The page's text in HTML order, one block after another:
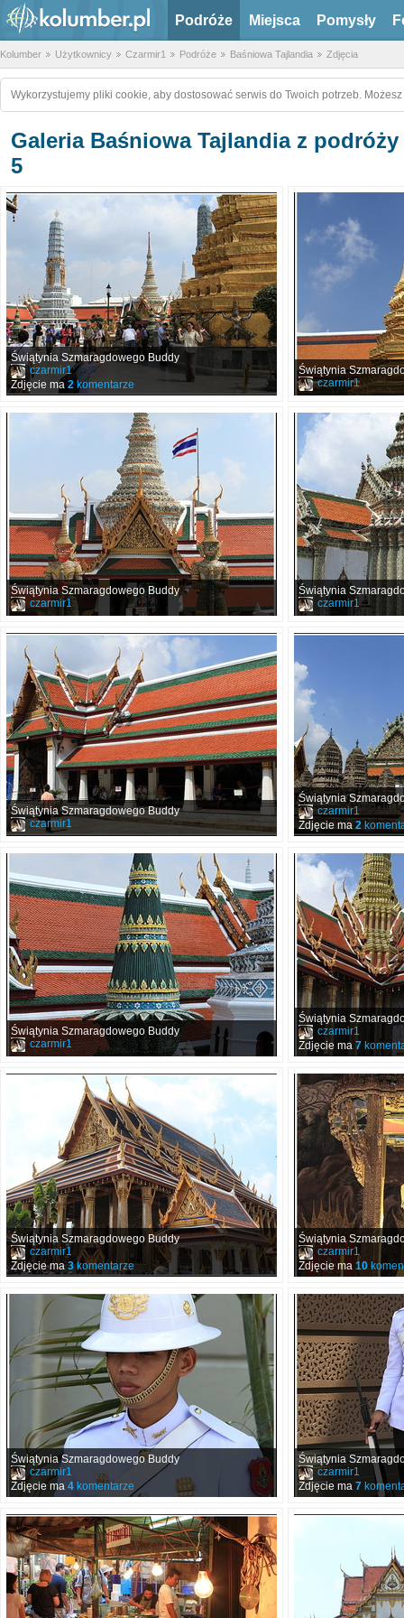
Podróże Miejsca Pomysły
Kolumber Użytkownicy Czarmir1 Podróże Baśniowa Tajlandia Zdjęcia
Wykorzystujemy pliki cookie, aby dostosować serwis do Twoich potrzeb.
Galeria Baśniowa Tajlandia z
5
Świątynia Szmaragdowego Buddy
czarmir1
Zdjęcie ma 2 komentarze
Świątynia
czarmir1
Świątynia Szmaragdowego Buddy
czarmir1
Świątynia
czarmir1
Świątynia Szmaragdowego Buddy
czarmir1
Świątynia
czarmir1
Zdjęcie ma 2
Świątynia Szmaragdowego Buddy
czarmir1
Świątynia
czarmir1
Zdjęcie ma 7
Świątynia Szmaragdowego Buddy
czarmir1
Zdjęcie ma3komentarze
Świątynia
czarmir1
Zdjęcie ma 10
Świątynia Szmaragdowego Buddy
czarmir1
Zdjęcie ma 4 komentarze
Świątynia
czarmir1
Zdjęcie ma 7